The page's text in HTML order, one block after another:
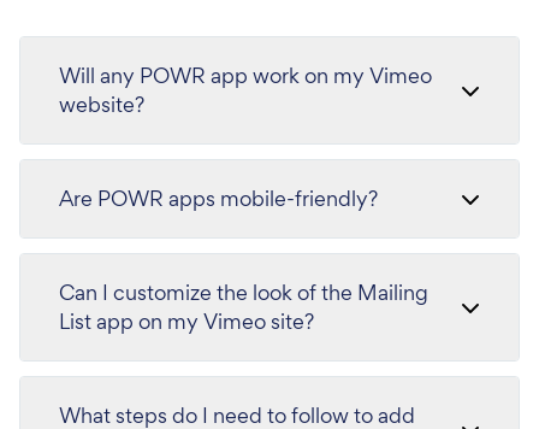
Will any POWR app work on my Vimeo
website?
Are POWR apps mobile-friendly?
Can I customize the look of the Mailing
List app on my Vimeo site?
What steps do I need to follow to add